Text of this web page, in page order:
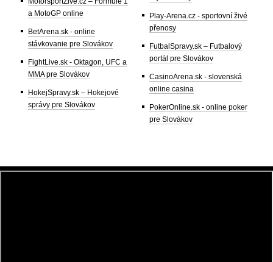
a MotoGP online
BetArena.sk - online
stávkovanie pre Slovákov
FightLive.sk - Oktagon, UFC a
MMA pre Slovákov
HokejSpravy.sk – Hokejové
správy pre Slovákov
Play-Arena.cz - sportovní živé
přenosy
FutbalSpravy.sk – Futbalový
portál pre Slovákov
CasinoArena.sk - slovenská
online casina
PokerOnline.sk - online poker
pre Slovákov